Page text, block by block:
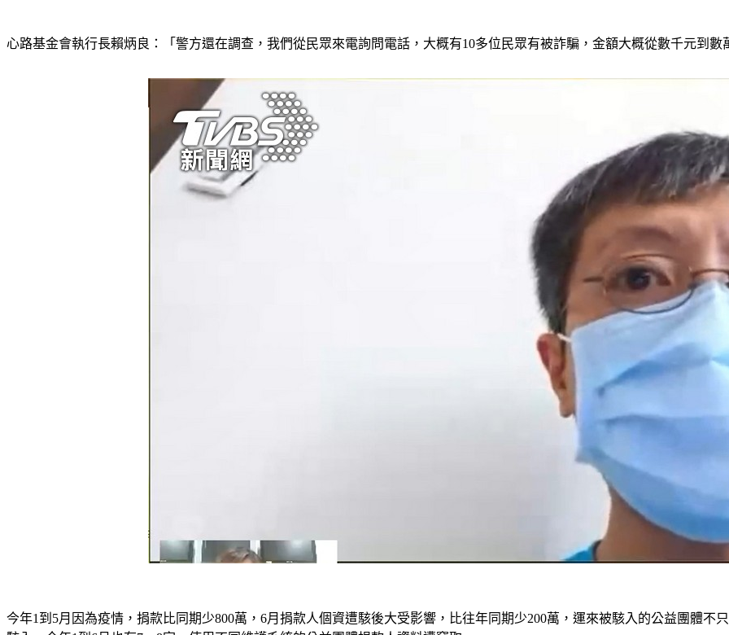
心路基金會執行長賴炳良：「警方還在調查，我們從民眾來電詢問電話，大概有10多位民眾有被詐騙，金額大概從數千元到數
今年1到5月因為疫情，捐款比同期少800萬，6月捐款人個資遭駭後大受影響，比往年同期少200萬，運來被駭入的公益團體不